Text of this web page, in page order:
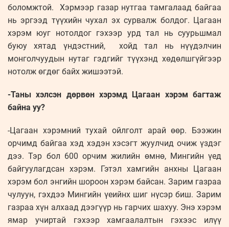
боломжтой. Хэрмээр газар нутгаа тамгалаад байгаа
нь эргээд түүхийн чухал эх сурвалж болдог. Цагаан
хэрэм юуг нотолдог гэхээр урд тал нь суурьшмал
буюу хятад үндэстний, хойд тал нь нүүдэлчин
монголчуудын нутаг гэдгийг түүхэнд хөдөлшгүйгээр
нотолж өгдөг байх жишээтэй.
-Таны хэлсэн дөрвөн хэрэмд Цагаан хэрэм багтаж
байна уу?
-Цагаан хэрэмний тухай ойлголт арай өөр. Бээжин
орчимд байгаа хэд хэдэн хэсэгт жуулчид очиж үздэг
дээ. Тэр бол 600 орчим жилийн өмнө, Мингийн үед
байгуулагдсан хэрэм. Гэтэл хамгийн анхны Цагаан
хэрэм бол энгийн шороон хэрэм байсан. Зарим газраа
чулуун, гэхдээ Мингийн үеийнх шиг нүсэр биш. Зарим
газраа хүн алхаад дээгүүр нь гарчих шахуу. Энэ хэрэм
ямар учиртай гэхээр хамгаалалтын гэхээс илүү